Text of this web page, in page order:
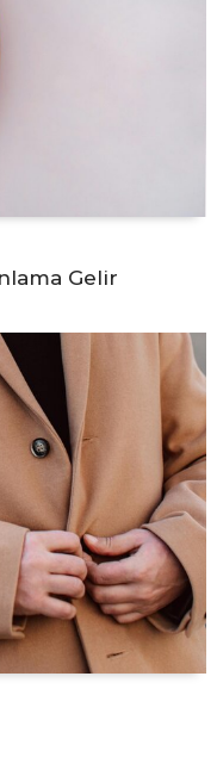
Gelir